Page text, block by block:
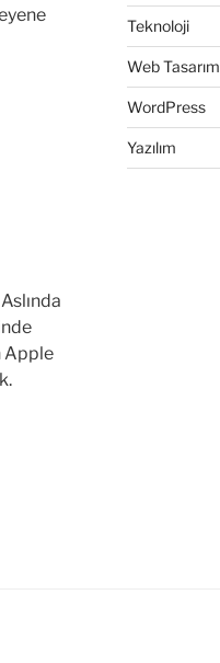
Apple
Teknoloji
Web Tasarım
WordPress
Yazılım